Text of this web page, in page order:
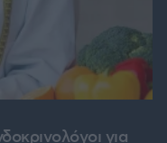
για